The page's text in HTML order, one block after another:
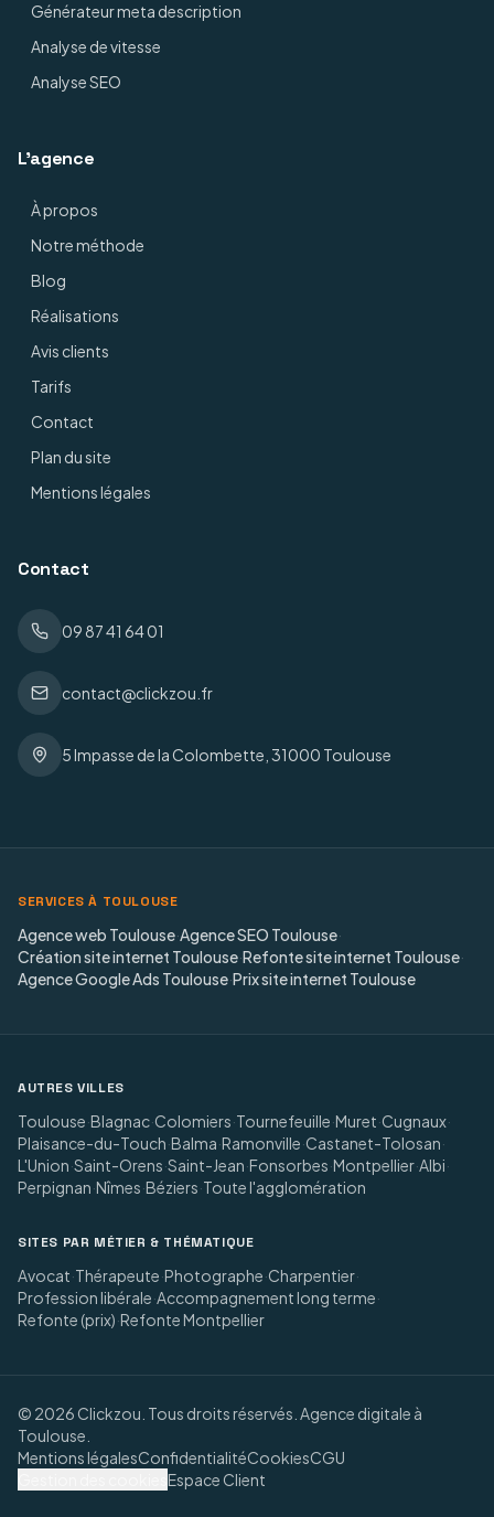
Générateur meta description
Analyse de vitesse
Analyse SEO
L'agence
À propos
Notre méthode
Blog
Réalisations
Avis clients
Tarifs
Contact
Plan du site
Mentions légales
Contact
09 87 41 64 01
contact@clickzou.fr
5 Impasse de la Colombette, 31000 Toulouse
SERVICES À TOULOUSE
Agence web Toulouse·Agence SEO Toulouse·
Création site internet Toulouse·Refonte site internet Toulouse·
Agence Google Ads Toulouse·Prix site internet Toulouse
AUTRES VILLES
Toulouse·Blagnac·Colomiers·Tournefeuille·Muret·Cugnaux·
Plaisance-du-Touch·Balma·Ramonville·Castanet-Tolosan·
L'Union·Saint-Orens·Saint-Jean·Fonsorbes·Montpellier·Albi·
Perpignan·Nîmes·Béziers·Toute l'agglomération
SITES PAR MÉTIER & THÉMATIQUE
Avocat·Thérapeute·Photographe·Charpentier·
Profession libérale·Accompagnement long terme·
Refonte (prix)·Refonte Montpellier
© 2026 Clickzou. Tous droits réservés. Agence digitale à
Toulouse.
Mentions légalesConfidentialitéCookiesCGU
Espace Client